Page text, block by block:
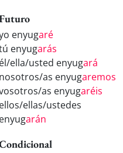
enyugaré
enyugarás
él/ella/usted enyugará
nosotros/as enyugaremos
as enyugaréis
ellos/ellas/ustedes
enyugarán